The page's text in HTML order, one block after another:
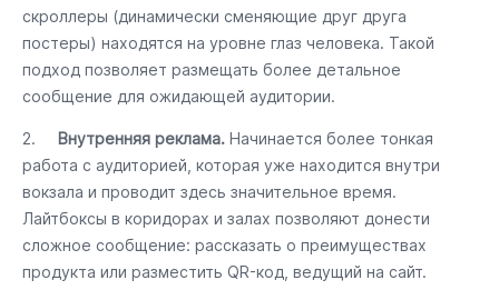
скроллеры (динамически сменяющие друг друга
постеры) находятся на уровне глаз человека. Такой
подход позволяет размещать более детальное
сообщение для ожидающей аудитории.
2. Внутренняя реклама. Начинается более тонкая
работа с аудиторией, которая уже находится внутри
вокзала и проводит здесь значительное время.
Лайтбоксы в коридорах и залах позволяют донести
сложное сообщение: рассказать о преимуществах
продукта или разместить QR-код, ведущий на сайт.